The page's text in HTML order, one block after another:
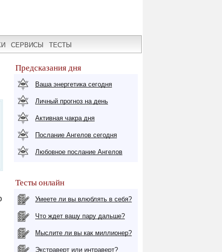
СЕРВИСЫ ТЕСТЫ
Предсказания дня
Ваша энергетика сегодня
Личный прогноз на день
Активная чакра дня
Послание Ангелов сегодня
Любовное послание Ангелов
Тесты онлайн
Умеете ли вы влюблять в себя?
Что ждет вашу пару дальше?
Мыслите ли вы как миллионер?
Экстраверт или интраверт?